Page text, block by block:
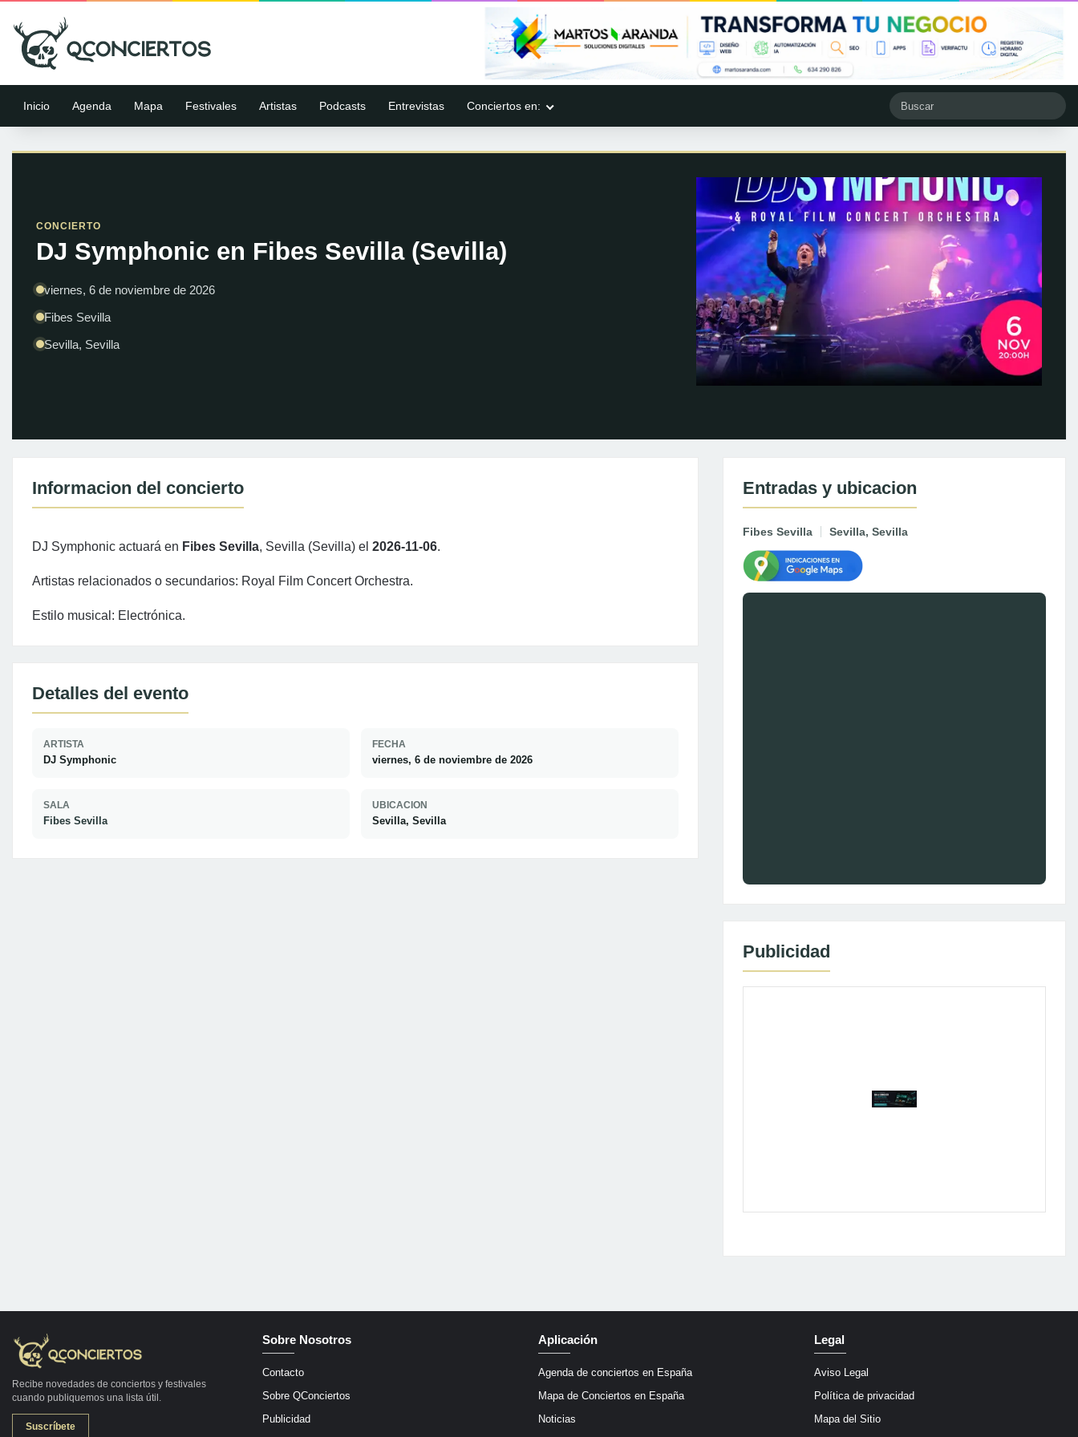
Inicio Agenda Mapa Festivales Artistas Podcasts Entrevistas Conciertos en:
CONCIERTO
DJ Symphonic en Fibes Sevilla (Sevilla)
viernes, 6 de noviembre de 2026
Fibes Sevilla
Sevilla, Sevilla
Informacion del concierto
DJ Symphonic actuará en Fibes Sevilla, Sevilla (Sevilla) el 2026-11-06.
Artistas relacionados o secundarios: Royal Film Concert Orchestra.
Estilo musical: Electrónica.
Detalles del evento
ARTISTA
DJ Symphonic
FECHA
viernes, 6 de noviembre de 2026
SALA
Fibes Sevilla
UBICACION
Sevilla, Sevilla
Entradas y ubicacion
Fibes Sevilla Sevilla, Sevilla
Publicidad
Publicidad
Recibe novedades de conciertos y festivales
cuando publiquemos una lista útil.
Suscríbete
Sobre Nosotros
Contacto
Sobre QConciertos
Publicidad
Aplicación
Agenda de conciertos en España
Mapa de Conciertos en España
Noticias
Legal
Aviso Legal
Política de privacidad
Mapa del Sitio